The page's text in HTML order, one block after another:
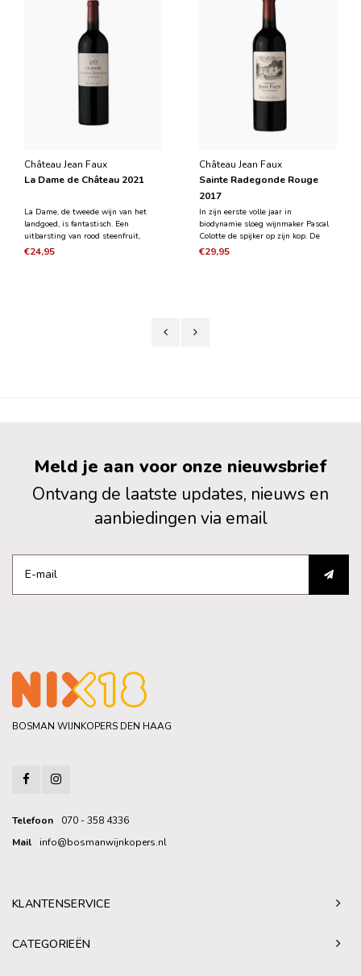
Château Jean Faux
La Dame de Château 2021
La Dame, de tweede wijn van het
landgoed, is fantastisch. Een
uitbarsting van rood steenfruit,
bloemen en specerijen raast over het
palette in een weelderige, open
€24,95
Château Jean Faux
Sainte Radegonde Rouge
2017
In zijn eerste volle jaar in
biodynamie sloeg wijnmaker Pascal
Colotte de spijker op zijn kop. De
kleur van deze superwijn is diep
donker kersenrood. In de neus is hij
€29,95
Meld je aan voor onze nieuwsbrief
Ontvang de laatste updates, nieuws en
aanbiedingen via email
BOSMAN WIJNKOPERS DEN HAAG
Telefoon
070 - 358 4336
Mail
info@bosmanwijnkopers.nl
KLANTENSERVICE
CATEGORIEËN